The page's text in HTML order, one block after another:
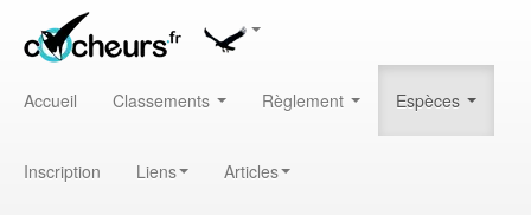
Accueil Classements Règlement Espèces
Inscription Liens Articles